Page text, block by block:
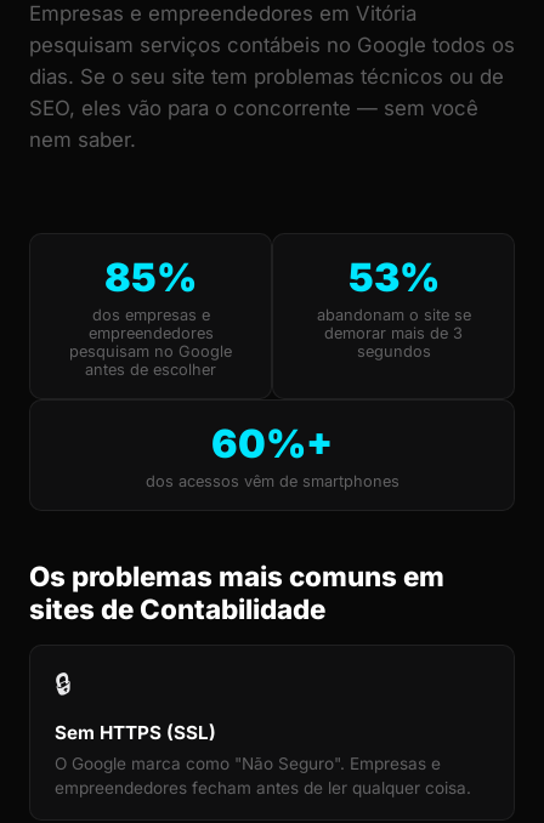
Empresas e empreendedores em Vitória
pesquisam serviços contábeis no Google todos os
dias. Se o seu site tem problemas técnicos ou de
SEO, eles vão para o concorrente — sem você
nem saber.
85%
dos empresas e
empreendedores
pesquisam no Google
antes de escolher
53%
abandonam o site se
demorar mais de 3
segundos
60%+
dos acessos vêm de smartphones
Os problemas mais comuns em
sites de Contabilidade
🔒
Sem HTTPS (SSL)
O Google marca como "Não Seguro". Empresas e
empreendedores fecham antes de ler qualquer coisa.